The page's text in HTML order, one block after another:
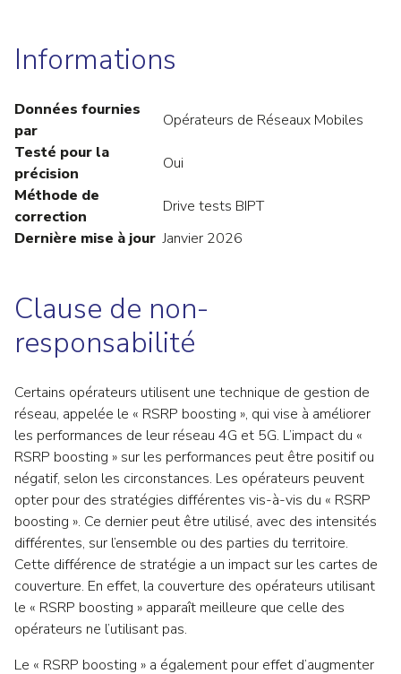
Informations
Données fournies
par
Opérateurs de Réseaux Mobiles
Testé pour la
précision
Oui
Méthode de
correction
Drive tests BIPT
Dernière mise à jour Janvier 2026
Clause de non-
responsabilité
Certains opérateurs utilisent une technique de gestion de
réseau, appelée le « RSRP boosting », qui vise à améliorer
les performances de leur réseau 4G et 5G. L’impact du «
RSRP boosting » sur les performances peut être positif ou
négatif, selon les circonstances. Les opérateurs peuvent
opter pour des stratégies différentes vis-à-vis du « RSRP
boosting ». Ce dernier peut être utilisé, avec des intensités
différentes, sur l’ensemble ou des parties du territoire.
Cette différence de stratégie a un impact sur les cartes de
couverture. En effet, la couverture des opérateurs utilisant
le « RSRP boosting » apparaît meilleure que celle des
opérateurs ne l’utilisant pas.
Le « RSRP boosting » a également pour effet d’augmenter